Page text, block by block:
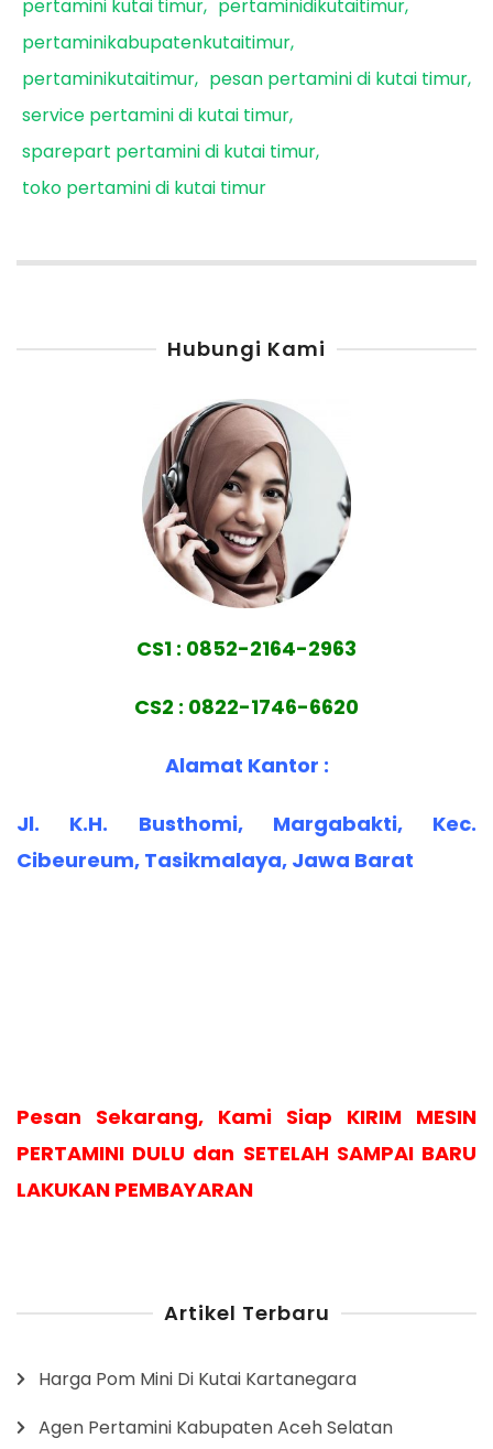
pertamini kutai timur
pertaminidikutaitimur
pertaminikabupatenkutaitimur
pertaminikutaitimur
pesan pertamini di kutai timur
service pertamini di kutai timur
sparepart pertamini di kutai timur
toko pertamini di kutai timur
Hubungi Kami
CS1 : 0852-2164-2963
CS2 : 0822-1746-6620
Alamat Kantor :
Jl. K.H. Busthomi, Margabakti, Kec.
Cibeureum, Tasikmalaya, Jawa Barat
Pesan Sekarang, Kami Siap KIRIM MESIN
PERTAMINI DULU dan SETELAH SAMPAI BARU
LAKUKAN PEMBAYARAN
Artikel Terbaru
Harga Pom Mini Di Kutai Kartanegara
Agen Pertamini Kabupaten Aceh Selatan